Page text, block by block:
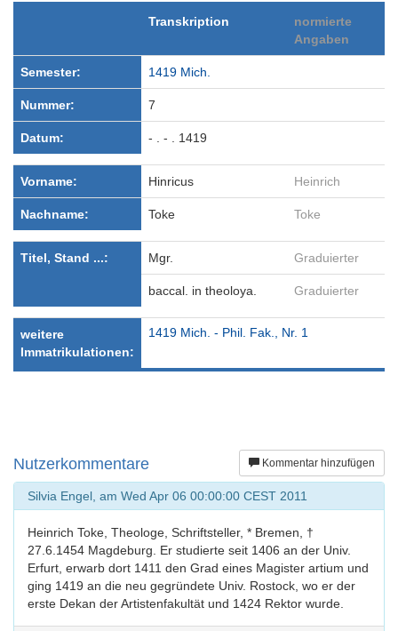
Transkription
normierte
Angaben
Semester: 1419 Mich.
Nummer: 7
Datum: - . - . 1419
Vorname: Hinricus Heinrich
Nachname: Toke Toke
Titel, Stand ...: Mgr. Graduierter
baccal. in theoloya. Graduierter
weitere
Immatrikulationen:
1419 Mich. - Phil. Fak., Nr. 1
Kommentar hinzufügen
Nutzerkommentare
Silvia Engel, am Wed Apr 06 00:00:00 CEST 2011
Heinrich Toke, Theologe, Schriftsteller, * Bremen, †
27.6.1454 Magdeburg. Er studierte seit 1406 an der Univ.
Erfurt, erwarb dort 1411 den Grad eines Magister artium und
ging 1419 an die neu gegründete Univ. Rostock, wo er der
erste Dekan der Artistenfakultät und 1424 Rektor wurde.